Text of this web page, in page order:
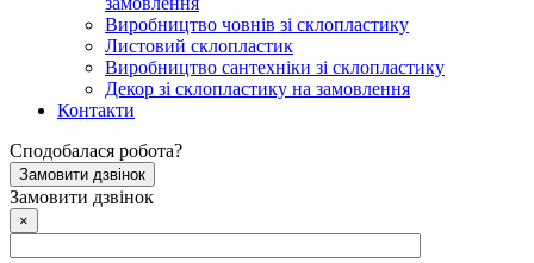
Виробництво човнів зі склопластику
Листовий склопластик
Виробництво сантехніки зі склопластику
Декор зі склопластику на замовлення
Контакти
Сподобалася робота?
Замовити дзвінок
Замовити дзвінок
×